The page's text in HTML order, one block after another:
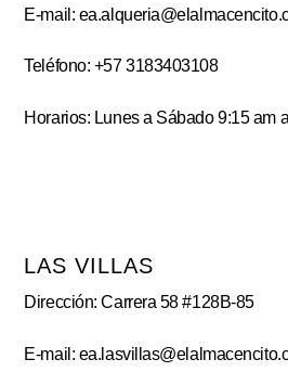
E-mail:
Teléfono: +57 3183403108
Horarios: Lunes a Sábado 9:15 am
LAS VILLAS
Dirección: Carrera 58 #128B-85
E-mail: